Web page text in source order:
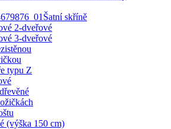
Šatní skříně
2-dveřové
3-dveřové
typu Z
(výška 150 cm)